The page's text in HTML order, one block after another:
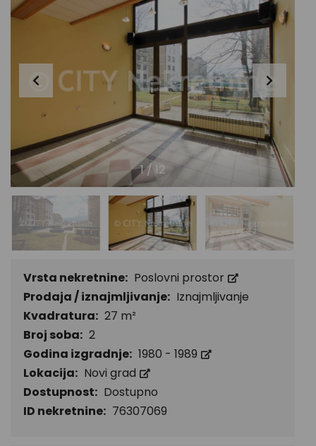
1/ 12
Vrsta nekretnine: Poslovni prostor
Prodaja / iznajmljivanje: Iznajmljivanje
Kvadratura: 27 m²
Broj soba: 2
Godina izgradnje: 1980 - 1989
Lokacija: Novi grad
Dostupnost: Dostupno
ID nekretnine: 76307069